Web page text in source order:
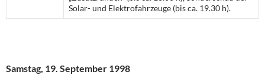
Solar- und Elektrofahrzeuge (bis ca. 19.30 h).
Samstag, 19. September 1998